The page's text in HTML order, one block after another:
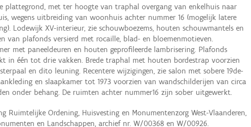
plattegrond, met ter hoogte van traphal overgang van enkelhuis naar
wegens uitbreiding van woonhuis achter nummer 16 (mogelijk latere
Lodewijk XV-interieur, zie schouwboezems, houten schouwmantels en
van plafonds versierd met rocaille, blad- en bloemenmotieven.
met paneeldeuren en houten geprofileerde lambrisering. Plafonds
in één tot drie vakken. Brede traphal met houten bordestrap voorzien
en dito leuning. Recentere wijzigingen, zie salon met sobere 19de-
en slaapkamer tot 1973 voorzien van wandschilderijen van circa
onder behang. De ruimten achter nummer16 zijn sober uitgewerkt.
Ruimtelijke Ordening, Huisvesting en Monumentenzorg West-Vlaanderen,
en Landschappen, archief nr. W/00368 en W/00926.